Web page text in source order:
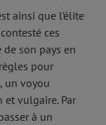
ainsi que l’élite
ces
son pays en
pour
un voyou
vulgaire. Par
à un